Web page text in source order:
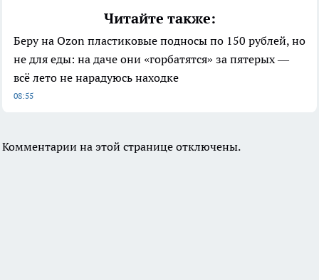
Читайте также:
Беру на Ozon пластиковые подносы по 150 рублей, но
не для еды: на даче они «горбатятся» за пятерых —
всё лето не нарадуюсь находке
08:55
Комментарии на этой странице отключены.